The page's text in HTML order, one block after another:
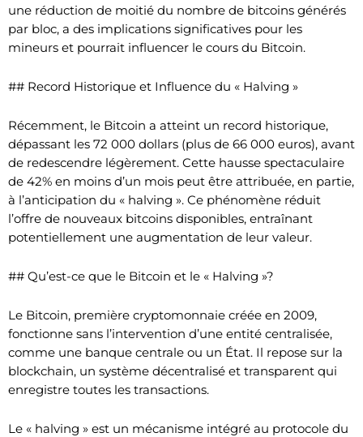
une réduction de moitié du nombre de bitcoins générés
par bloc, a des implications significatives pour les
mineurs et pourrait influencer le cours du Bitcoin.
## Record Historique et Influence du « Halving »
Récemment, le Bitcoin a atteint un record historique,
dépassant les 72 000 dollars (plus de 66 000 euros), avant
de redescendre légèrement. Cette hausse spectaculaire
de 42% en moins d’un mois peut être attribuée, en partie,
à l’anticipation du « halving ». Ce phénomène réduit
l’offre de nouveaux bitcoins disponibles, entraînant
potentiellement une augmentation de leur valeur.
## Qu’est-ce que le Bitcoin et le « Halving »?
Le Bitcoin, première cryptomonnaie créée en 2009,
fonctionne sans l’intervention d’une entité centralisée,
comme une banque centrale ou un État. Il repose sur la
blockchain, un système décentralisé et transparent qui
enregistre toutes les transactions.
Le « halving » est un mécanisme intégré au protocole du